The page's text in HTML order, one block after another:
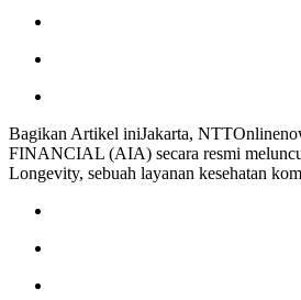
Bagikan Artikel iniJakarta,
FINANCIAL (AIA) secara resmi
Longevity, sebuah layanan kesehatan